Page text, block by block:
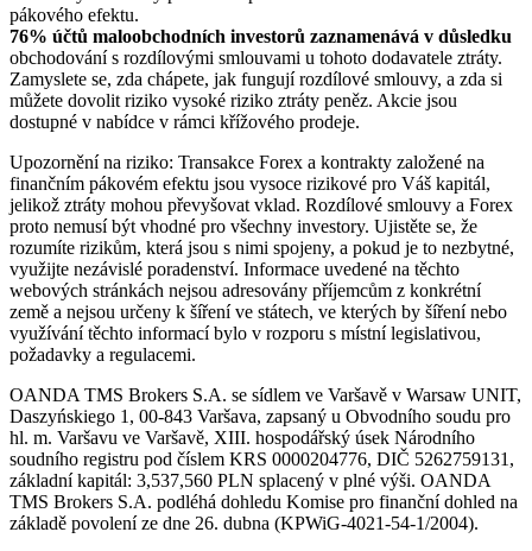
pákového efektu.
76% účtů maloobchodních investorů zaznamenává v důsledku
obchodování s rozdílovými smlouvami u tohoto dodavatele ztráty.
Zamyslete se, zda chápete, jak fungují rozdílové smlouvy, a zda si
můžete dovolit riziko vysoké riziko ztráty peněz. Akcie jsou
dostupné v nabídce v rámci křížového prodeje.
Upozornění na riziko: Transakce Forex a kontrakty založené na
finančním pákovém efektu jsou vysoce rizikové pro Váš kapitál,
jelikož ztráty mohou převyšovat vklad. Rozdílové smlouvy a Forex
proto nemusí být vhodné pro všechny investory. Ujistěte se, že
rozumíte rizikům, která jsou s nimi spojeny, a pokud je to nezbytné,
využijte nezávislé poradenství. Informace uvedené na těchto
webových stránkách nejsou adresovány příjemcům z konkrétní
země a nejsou určeny k šíření ve státech, ve kterých by šíření nebo
využívání těchto informací bylo v rozporu s místní legislativou,
požadavky a regulacemi.
OANDA TMS Brokers S.A. se sídlem ve Varšavě v Warsaw UNIT,
Daszyńskiego 1, 00-843 Varšava, zapsaný u Obvodního soudu pro
hl. m. Varšavu ve Varšavě, XIII. hospodářský úsek Národního
soudního registru pod číslem KRS 0000204776, DIČ 5262759131,
základní kapitál: 3,537,560 PLN splacený v plné výši. OANDA
TMS Brokers S.A. podléhá dohledu Komise pro finanční dohled na
základě povolení ze dne 26. dubna (KPWiG-4021-54-1/2004).